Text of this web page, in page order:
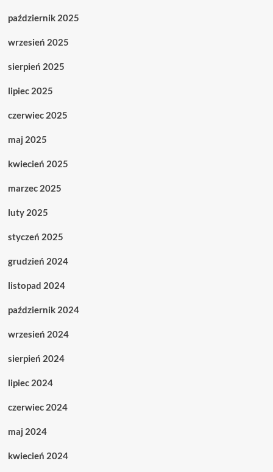
październik 2025
wrzesień 2025
sierpień 2025
lipiec 2025
czerwiec 2025
maj 2025
kwiecień 2025
marzec 2025
luty 2025
styczeń 2025
grudzień 2024
listopad 2024
październik 2024
wrzesień 2024
sierpień 2024
lipiec 2024
czerwiec 2024
maj 2024
kwiecień 2024